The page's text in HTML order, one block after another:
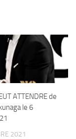
ATTENDRE de
le 6
2021